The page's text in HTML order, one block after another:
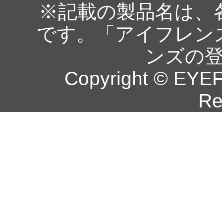
※記載の製品名は、
です。「アイフレ
ンズの
Copyright ©